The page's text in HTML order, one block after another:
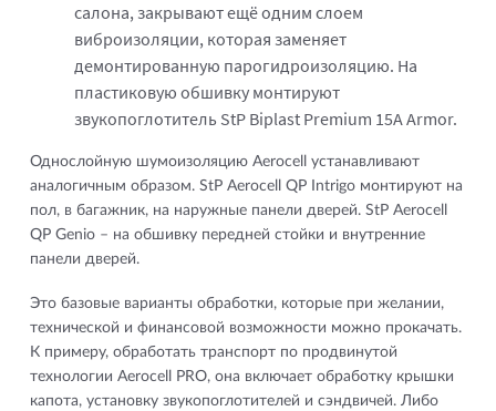
салона, закрывают ещё одним слоем
виброизоляции, которая заменяет
демонтированную парогидроизоляцию. На
пластиковую обшивку монтируют
звукопоглотитель StP Biplast Premium 15А Armor.
Однослойную шумоизоляцию Aerocell устанавливают
аналогичным образом. StP Aerocell QP Intrigo монтируют на
пол, в багажник, на наружные панели дверей. StP Aerocell
QP Genio – на обшивку передней стойки и внутренние
панели дверей.
Это базовые варианты обработки, которые при желании,
технической и финансовой возможности можно прокачать.
К примеру, обработать транспорт по продвинутой
технологии Aerocell PRO, она включает обработку крышки
капота, установку звукопоглотителей и сэндвичей. Либо